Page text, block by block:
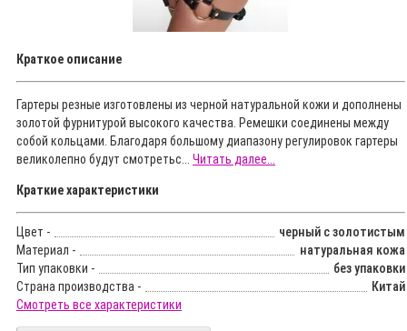
Краткое описание
Гартеры резные изготовлены из черной натуральной кожи и дополнены
золотой фурнитурой высокого качества. Ремешки соединены между
собой кольцами. Благодаря большому диапазону регулировок гартеры
великолепно будут смотретьс... Читать далее...
Краткие характеристики
Цвет -
черный с золотистым
Материал -
натуральная кожа
Тип упаковки -
без упаковки
Страна производства -
Китай
Смотреть все характеристики